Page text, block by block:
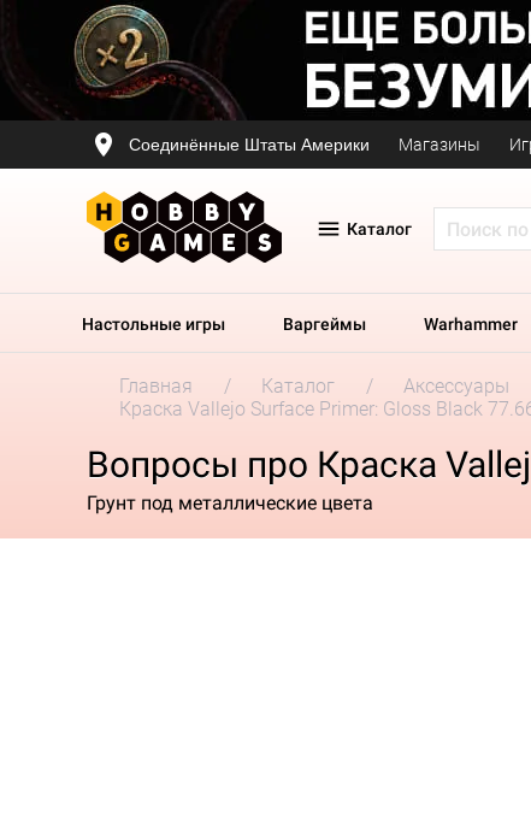
Соединённые Штаты Америки Магазины
Каталог
Настольные игры Варгеймы Warhammer
Главная Каталог Аксессуары
Краска Vallejo Surface Primer: Gloss Black
Вопросы про Краска
Грунт под металлические цвета